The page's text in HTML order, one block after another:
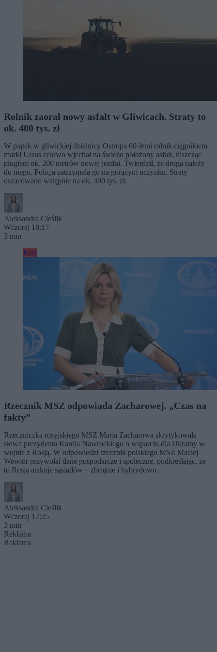
Rolnik zaorał nowy asfalt w Gliwicach. Straty to
ok. 400 tys. zł
W piątek w gliwickiej dzielnicy Ostropa 60-letni rolnik ciągnikiem
marki Ursus celowo wjechał na świeżo położony asfalt, niszcząc
pługiem ok. 200 metrów nowej jezdni. Twierdził, że droga należy
do niego. Policja zatrzymała go na gorącym uczynku. Straty
oszacowano wstępnie na ok. 400 tys. zł.
Aleksandra Cieślik
Wczoraj 18:17
3 min
Kraj
Rzecznik MSZ odpowiada Zacharowej. „Czas na
fakty”
Rzeczniczka rosyjskiego MSZ Maria Zacharowa skrytykowała
słowa prezydenta Karola Nawrockiego o wsparciu dla Ukrainy w
wojnie z Rosją. W odpowiedzi rzecznik polskiego MSZ Maciej
Wewiór przywołał dane gospodarcze i społeczne, podkreślając, że
to Rosja atakuje sąsiadów – zbrojnie i hybrydowo.
Aleksandra Cieślik
Wczoraj 17:25
3 min
Reklama
Reklama